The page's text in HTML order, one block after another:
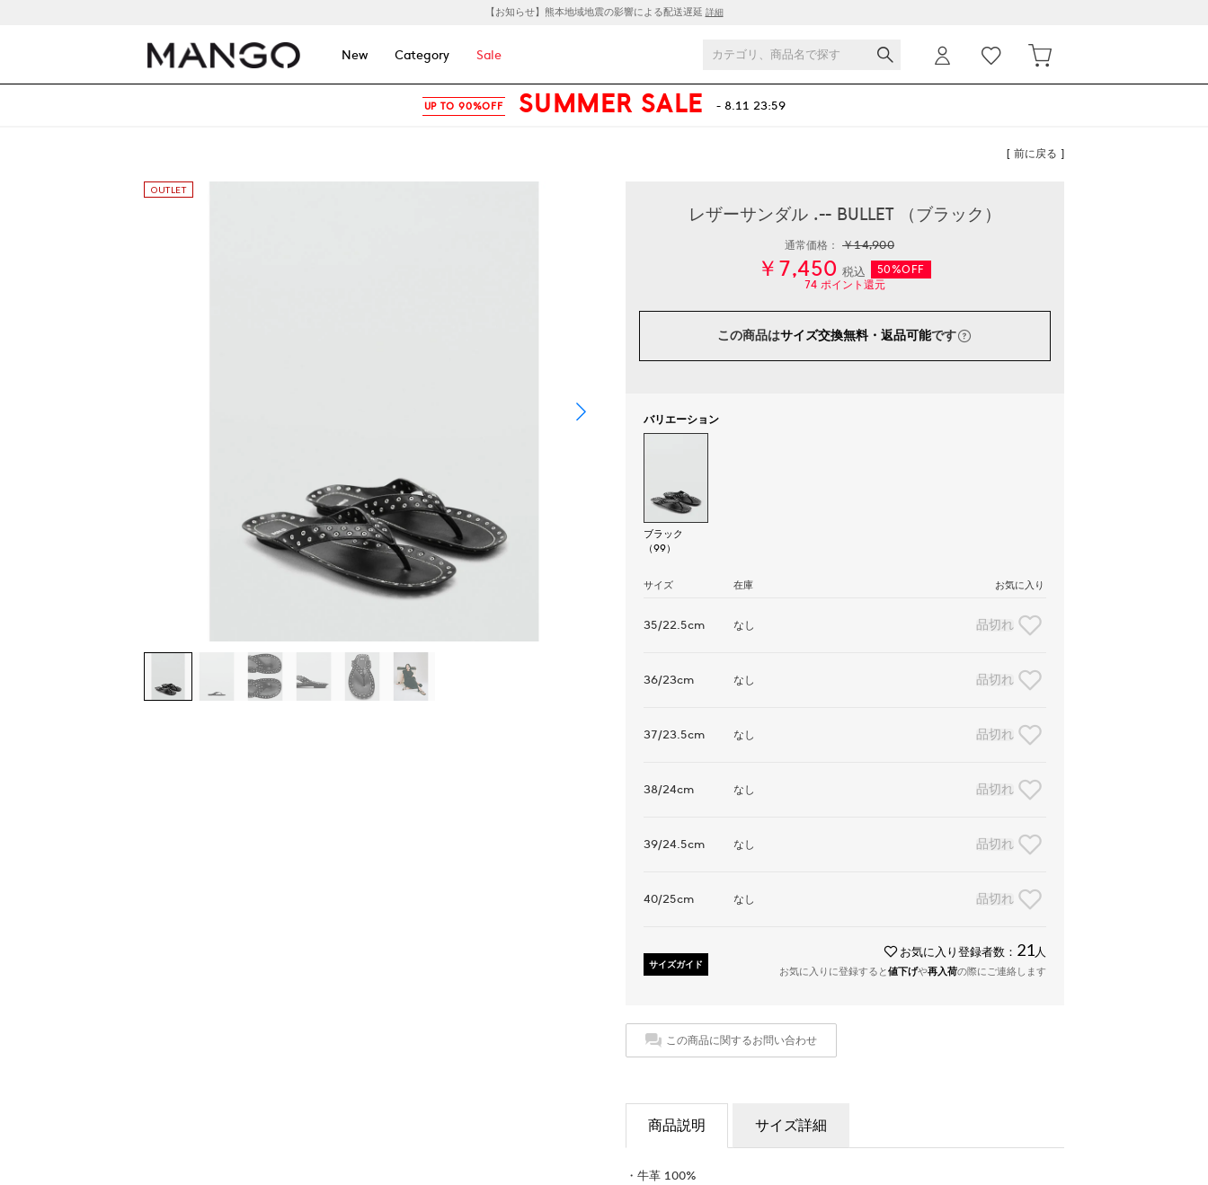
【お知らせ】熊本地域地震の影響による配送遅延 詳細
New Category Sale
UP TO 90%OFF SUMMER SALE - 8.11 23:59
[ 前に戻る ]
レザーサンダル .-- BULLET （ブラック）
通常価格：￥14,900
￥7,450 税込
50%OFF
74 ポイント還元
この商品はサイズ交換無料・返品可能です
バリエーション
ブラック
（99）
サイズ 在庫 お気に入り
35/22.5cm なし 品切れ
36/23cm なし 品切れ
37/23.5cm なし 品切れ
38/24cm なし 品切れ
39/24.5cm なし 品切れ
40/25cm なし 品切れ
サイズガイド
お気に入り登録者数： 21 人
お気に入りに登録すると値下げや再入荷の際にご連絡します
この商品に関するお問い合わせ
商品説明 サイズ詳細
・牛革 100%